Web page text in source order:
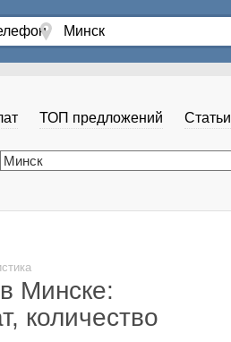
ТОП предложений Статьи
Минске:
количество